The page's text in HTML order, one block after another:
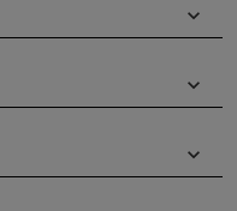
keyboard_arrow_down
keyboard_arrow_down
keyboard_arrow_down